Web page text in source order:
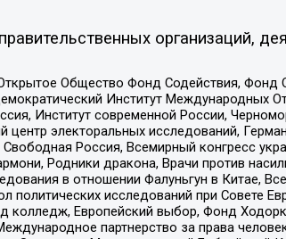
организаций,
Общество Фонд Содействия,
Институт Международных
Институт современной России,
электоральных исследований,
Россия, Всемирный конгресс
Родники дракона, Врачи против
в отношении Фалуньгун в Китае,
политических исследований при Совете
колледж, Европейский выбор, Фонд
партнерство за права